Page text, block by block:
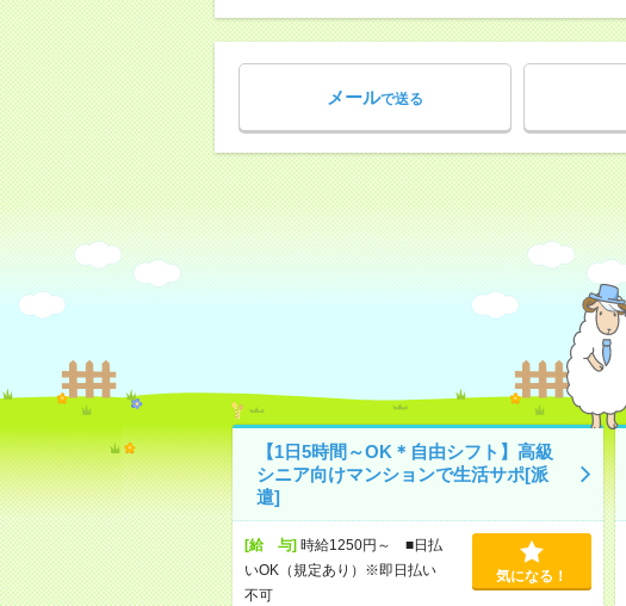
メールで送る
【1日5時間～OK＊自由シフト】高級
シニア向けマンションで生活サポ[派
遣]
[給 与]時給1250円～ ■日払
いOK（規定あり）※即日払い
不可
気になる！